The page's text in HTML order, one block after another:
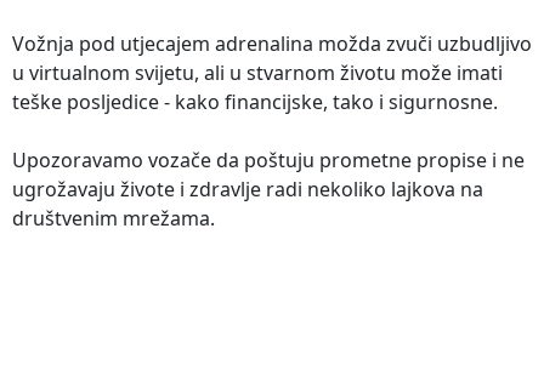
Vožnja pod utjecajem adrenalina možda zvuči uzbudljivo
u virtualnom svijetu, ali u stvarnom životu može imati
teške posljedice - kako financijske, tako i sigurnosne.
Upozoravamo vozače da poštuju prometne propise i ne
ugrožavaju živote i zdravlje radi nekoliko lajkova na
društvenim mrežama.